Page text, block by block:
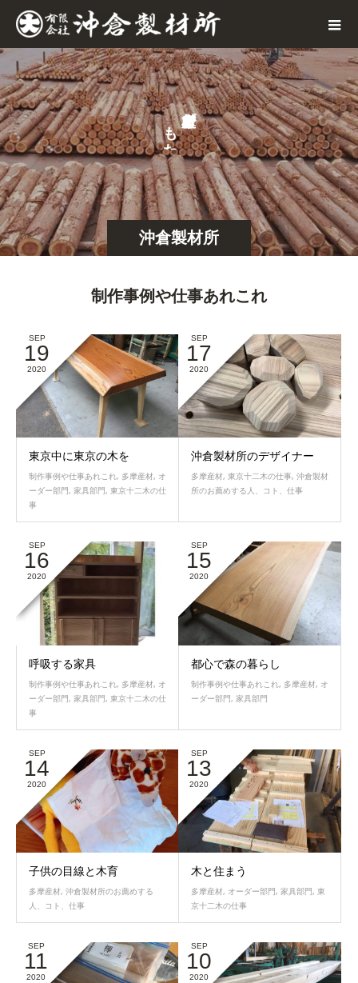
沖倉製材所
が
も
た
ら
制作事例や仕事あれこれ
SEP
19
2020
東京中に東京の木を
制作事例や仕事あれこれ, 多摩産材, オ
ーダー部門, 家具部門, 東京十二木の仕
事
SEP
17
2020
沖倉製材所のデザイナー
多摩産材, 東京十二木の仕事, 沖倉製材
所のお薦めする人、コト、仕事
SEP
16
2020
呼吸する家具
制作事例や仕事あれこれ , 多摩産材, オ
ーダー部門, 家具部門, 東京十二木の仕
事
SEP
15
2020
都心で森の暮らし
制作事例や仕事あれこれ , 多摩産材, オ
ーダー部門, 家具部門
SEP
14
2020
子供の目線と木育
多摩産材, 沖倉製材所のお薦めする
人、コト、仕事
SEP
13
2020
木と住まう
多摩産材, オーダー部門, 家具部門, 東
京十二木の仕事
SEP
11
2020
SEP
10
2020